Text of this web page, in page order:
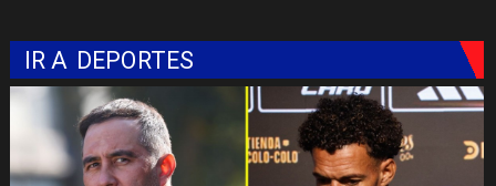
IR A DEPORTES